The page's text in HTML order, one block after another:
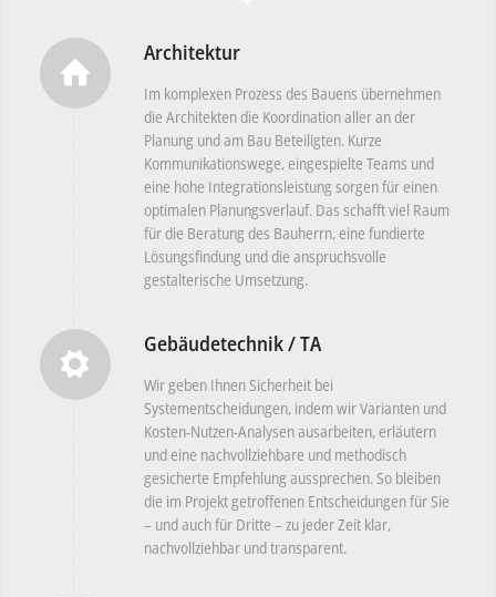
Architektur
Im komplexen Prozess des Bauens übernehmen
die Architekten die Koordination aller an der
Planung und am Bau Beteiligten. Kurze
Kommunikationswege, eingespielte Teams und
eine hohe Integrationsleistung sorgen für einen
optimalen Planungsverlauf. Das schafft viel Raum
für die Beratung des Bauherrn, eine fundierte
Lösungsfindung und die anspruchsvolle
gestalterische Umsetzung.
Gebäudetechnik / TA
Wir geben Ihnen Sicherheit bei
Systementscheidungen, indem wir Varianten und
Kosten-Nutzen-Analysen ausarbeiten, erläutern
und eine nachvollziehbare und methodisch
gesicherte Empfehlung aussprechen. So bleiben
die im Projekt getroffenen Entscheidungen für Sie
– und auch für Dritte – zu jeder Zeit klar,
nachvollziehbar und transparent.